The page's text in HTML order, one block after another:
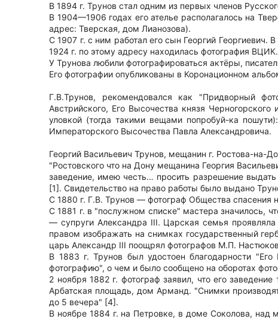
В 1894 г. Трунов стал одним из первых членов
В 1904—1906 годах его ателье располагалось на
адрес: Тверская, дом Лианозова).
С 1907 г. с ним работал его сын Георгий Георгиевич.
1924 г. по этому адресу находилась фотография ВЦИК.
У Трунова любили фотографироваться актёры,
Его фотографии опубликованы в Коронационном
Г.В.Трунов, рекомендовался как "Придворный
Австрийского, Его Высочества князя
уловкой (тогда такими вещами попробуй-ка
Императорского Высочества Павла Александровича.
Георгий Васильевич Трунов, мещанин г. Ростова-на-
"Ростовского что на Дону мещанина Георгия
заведение, имею честь… просить разрешение
[1]. Свидетельство на право работы было выдано
С 1880 г. Г.В. Трунов — фотограф Общества спасения
С 1881 г. в "послужном списке" мастера значилось,
— супруги Александра III. Царская семья
правом изображать на снимках государственный
царь Александр III поощрял фотографов М.П.
В 1883 г. Трунов был удостоен благодарности
фотографию", о чем и было сообщено на оборотах
2 ноября 1882 г. фотограф заявил, что его
Арбатская площадь, дом Арманд. "Снимки
до 5 вечера" [4].
В ноябре 1884 г. на Петровке, в доме Соколова,